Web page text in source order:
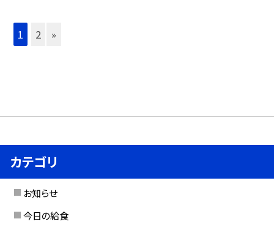
1 2 »
カテゴリ
お知らせ
今日の給食